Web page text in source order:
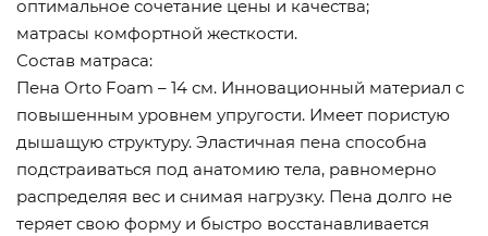
оптимальное сочетание цены и качества;
матрасы комфортной жесткости.
Состав матраса:
Пена Orto Foam – 14 см. Инновационный материал с
повышенным уровнем упругости. Имеет пористую
дышащую структуру. Эластичная пена способна
подстраиваться под анатомию тела, равномерно
распределяя вес и снимая нагрузку. Пена долго не
теряет свою форму и быстро восстанавливается